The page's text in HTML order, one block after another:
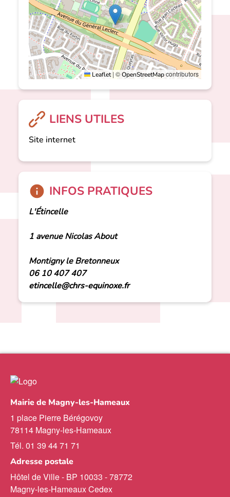
Leaflet| ©OpenStreetMapcontributors
LIENS UTILES
Site internet
INFOS PRATIQUES
L'Étincelle
1 avenue Nicolas About
Montigny le Bretonneux
06 10 407 407
etincelle@chrs-equinoxe.fr
Mairie de Magny-les-Hameaux
1 place Pierre Bérégovoy
78114 Magny-les-Hameaux
Tél. 01 39 44 71 71
Adresse postale
Hôtel de Ville - BP 10033 - 78772
Magny-les-Hameaux Cedex